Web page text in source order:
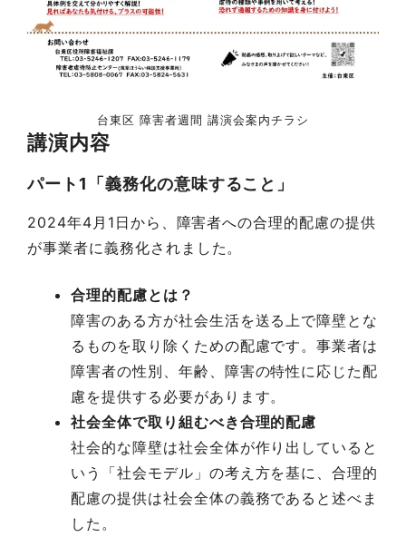
台東区 障害者週間 講演会案内チラシ
講演内容
パート1「義務化の意味すること」
2024年4月1日から、障害者への合理的配慮の提供
が事業者に義務化されました。
合理的配慮とは？
障害のある方が社会生活を送る上で障壁とな
るものを取り除くための配慮です。事業者は
障害者の性別、年齢、障害の特性に応じた配
慮を提供する必要があります。
社会全体で取り組むべき合理的配慮
社会的な障壁は社会全体が作り出していると
いう「社会モデル」の考え方を基に、合理的
配慮の提供は社会全体の義務であると述べま
した。